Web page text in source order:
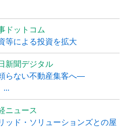
ドットコム
等による投資を拡大
新聞デジタル
らない不動産集客へ―
...
ニュース
ッド・ソリューションズとの屋